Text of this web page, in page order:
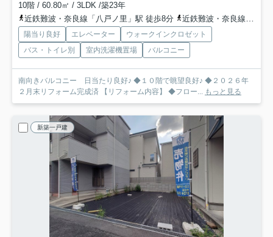
10階 / 60.80㎡ / 3LDK /築23年
近鉄難波・奈良線「八戸ノ里」駅 徒歩8分
近鉄難波・奈良線「若江岩田」駅 徒歩16分
陽当り良好 エレベーター
ウォークインクロゼット
バス・トイレ別
室内洗濯機置場 バルコニー
南向きバルコニー 日当たり良好♪ ◆１０階で眺望良好♪ ◆２０２６年
２月末リフォーム完成済 【リフォーム内容】 ◆フロー... もっと見る
新築一戸建